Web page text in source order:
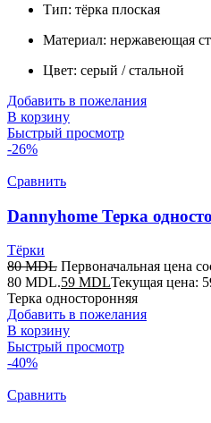
Тип: тёрка плоская
Материал: нержавеющая
Цвет: серый / стальной
Добавить в пожелания
В корзину
Быстрый просмотр
-26%
Сравнить
Dannyhome Терка
Тёрки
80MDL Первоначальная цена
80 MDL.59 MDLТекущая цена:
Терка односторонняя
Добавить в пожелания
В корзину
Быстрый просмотр
-40%
Сравнить